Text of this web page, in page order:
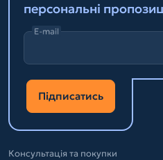
персональні
E-mail
Підписатись
Консультація та покупки